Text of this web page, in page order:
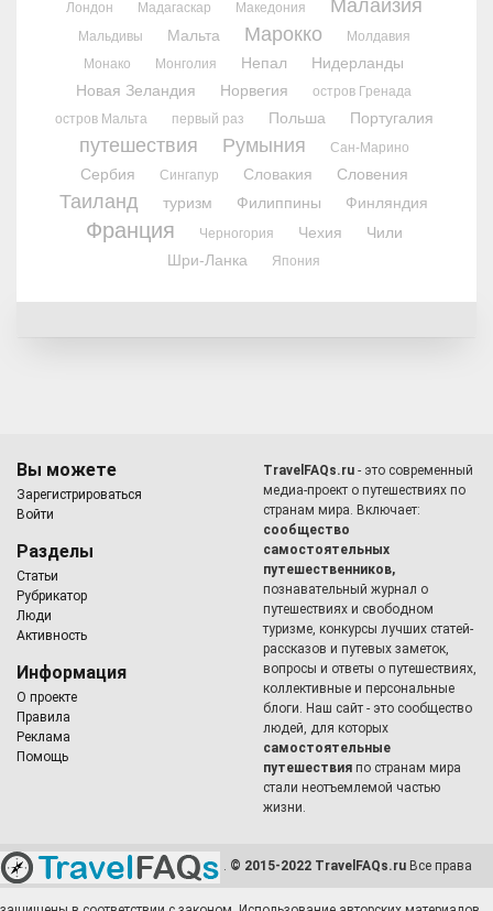
Лондон
Мадагаскар Македония Малайзия
Мальдивы Мальта Марокко
Молдавия
Монако
Монголия Непал
Нидерланды
Новая Зеландия
Норвегия
остров Гренада
остров Мальта
первый раз Польша Португалия
путешествия Румыния Сан-Марино
Сербия Сингапур Словакия Словения
Таиланд туризм Филиппины Финляндия
Франция Черногория Чехия
Чили
Шри-Ланка
Япония
Вы можете
Зарегистрироваться
Войти
Разделы
Статьи
Рубрикатор
Люди
Активность
Информация
О проекте
Правила
Реклама
Помощь
TravelFAQs.ru - это современный
медиа-проект о путешествиях по
странам мира. Включает:
сообщество
самостоятельных
путешественников,
познавательный журнал о
путешествиях и свободном
туризме, конкурсы лучших статей-
рассказов и путевых заметок,
вопросы и ответы о путешествиях,
коллективные и персональные
блоги. Наш сайт - это сообщество
людей, для которых
самостоятельные
путешествия по странам мира
стали неотъемлемой частью
жизни.
. © 2015-2022 TravelFAQs.ru Все права